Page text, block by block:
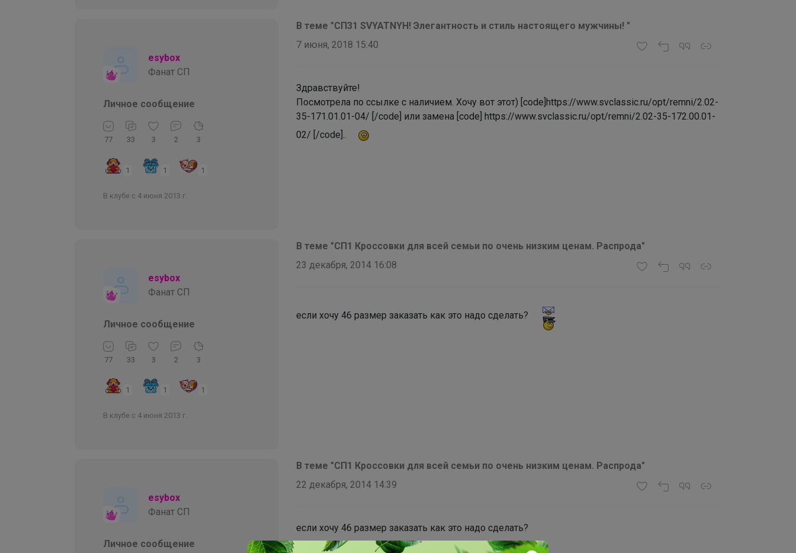
esybox
Фанат СП
Личное сообщение
77 33 3 2 3
1 1 1
В клубе с 4 июня 2013 г.
В теме "СП31 SVYATNYH! Элегантность и стиль настоящего мужчины! "
7 июня, 2018 15:40
Здравствуйте!
Посмотрела по ссылке с наличием. Хочу вот этот) [code]https://www.svclassic.ru/opt/remni/2.02-
35-171.01.01-04/ [/code] или замена [code] https://www.svclassic.ru/opt/remni/2.02-35-172.00.01-
02/ [/code]..
esybox
Фанат СП
Личное сообщение
77 33 3 2 3
1 1 1
В клубе с 4 июня 2013 г.
В теме "СП1 Кроссовки для всей семьи по очень низким ценам. Распрода"
23 декабря, 2014 16:08
если хочу 46 размер заказать как это надо сделать?
esybox
Фанат СП
Личное сообщение
В теме "СП1 Кроссовки для всей семьи по очень низким ценам. Распрода"
22 декабря, 2014 14:39
если хочу 46 размер заказать как это надо сделать?